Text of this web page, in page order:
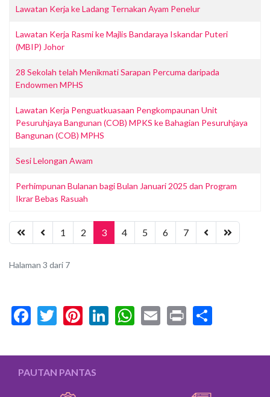
Lawatan Kerja ke Ladang Ternakan Ayam Penelur
Lawatan Kerja Rasmi ke Majlis Bandaraya Iskandar Puteri
(MBIP) Johor
28 Sekolah telah Menikmati Sarapan Percuma daripada
Endowmen MPHS
Lawatan Kerja Penguatkuasaan Pengkompaunan Unit
Pesuruhjaya Bangunan (COB) MPKS ke Bahagian Pesuruhjaya
Bangunan (COB) MPHS
Sesi Lelongan Awam
Perhimpunan Bulanan bagi Bulan Januari 2025 dan Program
Ikrar Bebas Rasuah
1 2 3 4 5 6 7
Halaman 3 dari 7
Facebook
Twitter
Pinterest
LinkedIn
WhatsApp
Email
Print
PAUTAN PANTAS